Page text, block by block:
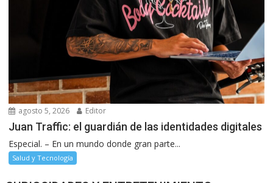
agosto 5, 2026 Editor
Juan Traffic: el guardián de las identidades digitales
Especial. – En un mundo donde gran parte...
Salud y Tecnología